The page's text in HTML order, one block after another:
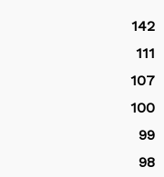
142
111
107
100
99
98